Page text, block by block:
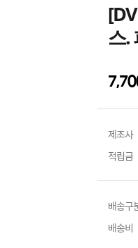
스.
제조사
적립금
배송구
배송비